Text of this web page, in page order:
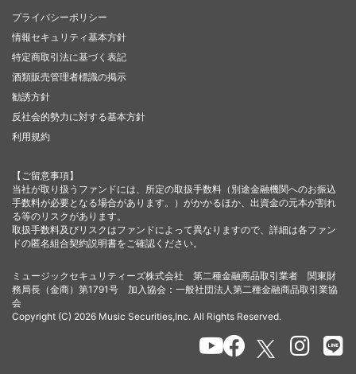
プライバシーポリシー
情報セキュリティ基本方針
特定商取引法に基づく表記
酒類販売管理者標識の掲示
勧誘方針
反社会的勢力に対する基本方針
利用規約
【ご留意事項】
当社が取り扱うファンドには、所定の取扱手数料（別途金融機関へのお振込
手数料が必要となる場合があります。）がかかるほか、出資金の元本が割れ
る等のリスクがあります。
取扱手数料及びリスクはファンドによって異なりますので、詳細は各ファン
ドの匿名組合契約説明書をご確認ください。
ミュージックセキュリティーズ株式会社 第二種金融商品取引業者 関東財
務局長（金商）第1791号 加入協会：一般社団法人第二種金融商品取引業協
会
Copyright (C) 2026 Music Securities,Inc. All Rights Reserved.